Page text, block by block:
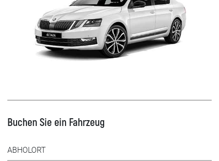
Buchen Sie ein Fahrzeug
ABHOLORT